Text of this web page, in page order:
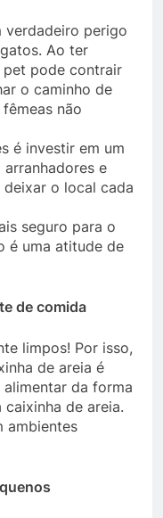
verdadeiro perigo
Ao ter
pode contrair
o caminho de
não
é investir em um
e
o local cada
seguro para o
é uma atitude de
de comida
limpos! Por isso,
de areia é
da forma
de areia.
ambientes